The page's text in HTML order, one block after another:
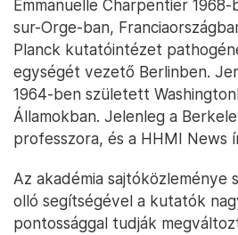
Emmanuelle Charpentier
sur-Orge-ban,
Planck kutatóintézet
egységét vezető Berlinben.
1964-ben született
Államokban. Jelenleg a
professzora, és a HHMI News
Az akadémia sajtóközleménye
olló segítségével a kutatók
pontossággal tudják